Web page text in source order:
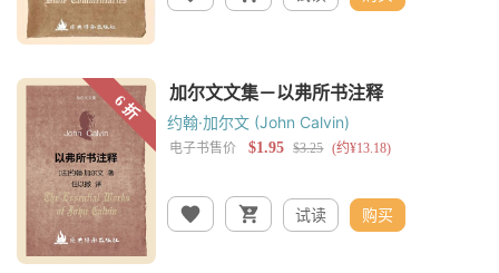
约翰·加尔文 (John Calvin)
试读 购买